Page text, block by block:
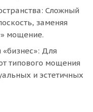
Сложный
заменяя
мощение.
Для
типового мощения
и эстетичных